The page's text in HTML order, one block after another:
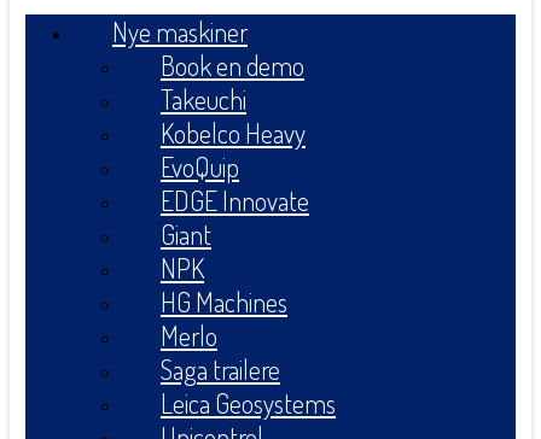
Nye maskiner
Book en demo
Takeuchi
Kobelco Heavy
EvoQuip
EDGE Innovate
Giant
NPK
HG Machines
Merlo
Saga trailere
Leica Geosystems